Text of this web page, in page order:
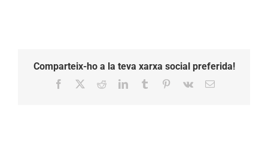
Comparteix-ho a la teva xarxa social preferida!
Facebook RedditLinkedInTumblr Pinterest
Vk Email: